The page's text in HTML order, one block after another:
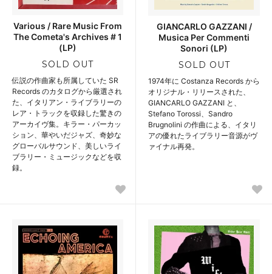
Various / Rare Music From
The Cometa's Archives # 1
(LP)
SOLD OUT
伝説の作曲家も所属していた SR
Records のカタログから厳選され
た、イタリアン・ライブラリーの
レア・トラックを収録した驚きの
アーカイヴ集。キラー・パーカッ
ション、華やいだジャズ、奇妙な
グローバルサウンド、美しいライ
ブラリー・ミュージックなどを収
録。
GIANCARLO GAZZANI /
Musica Per Commenti
Sonori (LP)
SOLD OUT
1974年に Costanza Records から
オリジナル・リリースされた、
GIANCARLO GAZZANI と、
Stefano Torossi、Sandro
Brugnolini の作曲による、イタリ
アの優れたライブラリー音源がヴ
ァイナル再発。